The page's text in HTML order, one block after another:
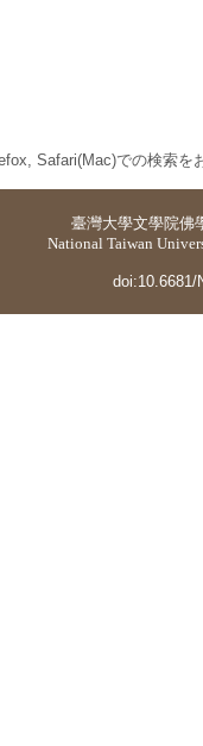
Safari(Mac)での検索を
臺灣大學文學院佛
National Taiwan
doi:10.6681/